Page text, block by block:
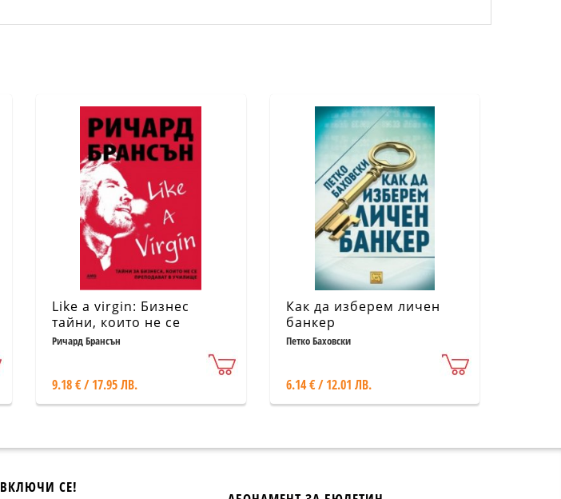
Like a virgin: Бизнес
тайни, които не се
преподават в училище
Ричард Брансън
9.18 € / 17.95 ЛВ.
Как да изберем личен
банкер
Петко Баховски
6.14 € / 12.01 ЛВ.
ВКЛЮЧИ СЕ!